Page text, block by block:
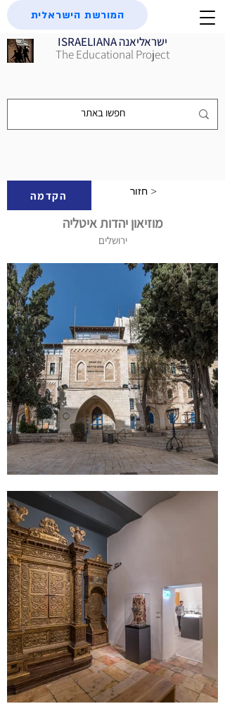
ISRAELIANA ישראליאנה
The Educational Project
המורשת הישראלית
הקדמה חזור >
מוזיאון יהדות איטליה
ירושלים